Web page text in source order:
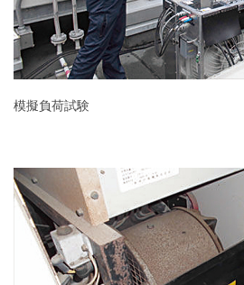
模擬負荷試験